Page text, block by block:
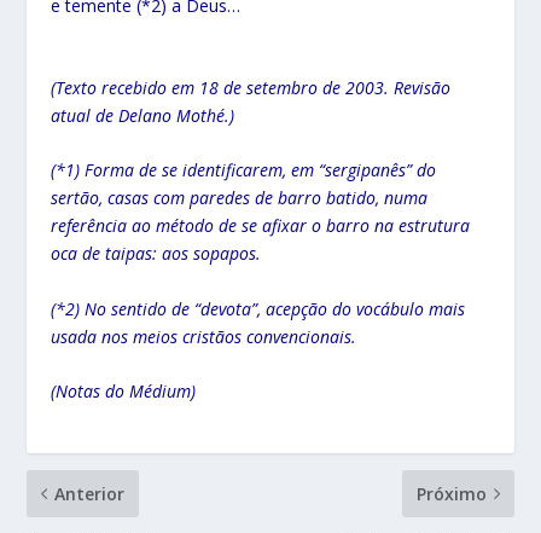
e temente (*2) a Deus…
(Texto recebido em 18 de setembro de 2003. Revisão
atual de Delano Mothé.)
(*1) Forma de se identificarem, em “sergipanês” do
sertão, casas com paredes de barro batido, numa
referência ao método de se afixar o barro na estrutura
oca de taipas: aos sopapos.
(*2) No sentido de “devota”, acepção do vocábulo mais
usada nos meios cristãos convencionais.
(Notas do Médium)
Anterior Próximo